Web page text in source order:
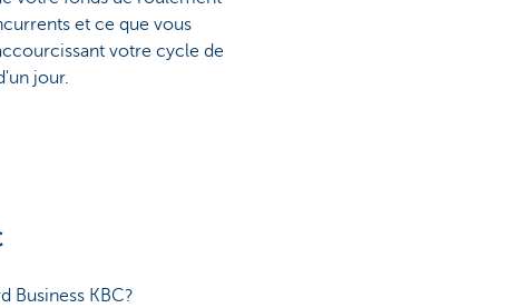
et ce que vous
votre cycle de
jour.
Business KBC?